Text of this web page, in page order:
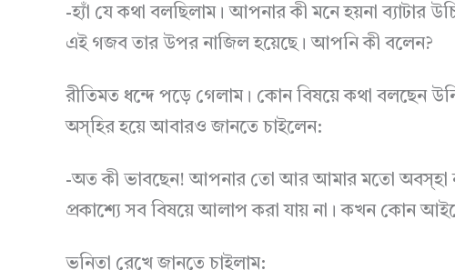
-হ্যাঁ যে কথা বলছিলাম। আপনার কী মনে হয়না ব্যাটার
এই গজব তার উপর নাজিল হয়েছে। আপনি কী বলেন?
রীতিমত ধন্দে পড়ে গেলাম। কোন বিষয়ে কথা বলছেন
অস্হির হয়ে আবারও জানতে চাইলেন:
-অত কী ভাবছেন! আপনার তো আর আমার মতো অবস্হা না
প্রকাশ্যে সব বিষয়ে আলাপ করা যায় না। কখন কোন
ভনিতা রেখে জানতে চাইলাম: